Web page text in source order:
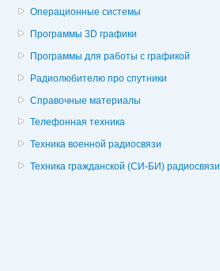
Операционные системы
Программы 3D графики
Программы для работы с графикой
Радиолюбителю про спутники
Справочные материалы
Телефонная техника
Техника военной радиосвязи
Техника гражданской (СИ-БИ) радиосвязи